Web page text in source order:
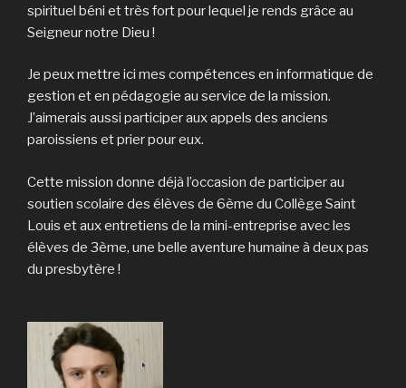
spirituel béni et très fort pour lequel je rends grâce au
Seigneur notre Dieu !
Je peux mettre ici mes compétences en informatique de
gestion et en pédagogie au service de la mission.
J’aimerais aussi participer aux appels des anciens
paroissiens et prier pour eux.
Cette mission donne déjà l’occasion de participer au
soutien scolaire des élèves de 6ème du Collège Saint
Louis et aux entretiens de la mini-entreprise avec les
élèves de 3ème, une belle aventure humaine à deux pas
du presbytère !